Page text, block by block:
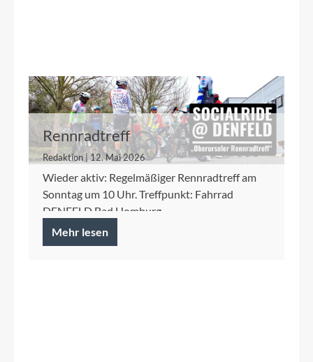
Rennradtreff
Redaktion | 12. Mai 2026
Wieder aktiv: Regelmäßiger Rennradtreff am
Sonntag um 10 Uhr. Treffpunkt: Fahrrad
DENFELD Bad Homburg
Mehr lesen